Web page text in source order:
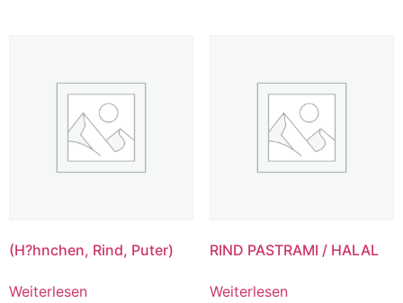
(H?hnchen, Rind, Puter)
Weiterlesen
RIND PASTRAMI / HALAL
Weiterlesen